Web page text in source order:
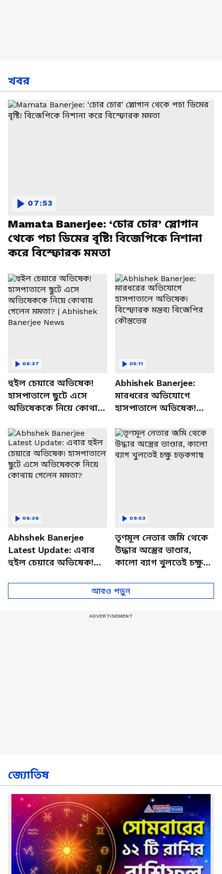
খবর
Mamata Banerjee: ‘চোর চোর’ স্লোগান
থেকে পচা ডিমের বৃষ্টি! বিজেপিকে নিশানা
করে বিস্ফোরক মমতা
07:53
হুইল চেয়ারে অভিষেক!
হাসপাতালে ছুটে এসে
অভিষেককে নিয়ে কোথায়
Abhishek Banerjee
News
06:37
Abhishek Banerjee:
মারধরের অভিযোগে
হাসপাতালে অভিষেক!
কৌস্তভের
05:11
Abhshek Banerjee
Latest Update: এবার
হুইল চেয়ারে অভিষেক!
অভিষেককে নিয়ে কোথায়
গেলেন মমতা?
06:36
তৃণমূল নেতার জমি থেকে
উদ্ধার অস্ত্রের ভাণ্ডার,
কালো ব্যাগ খুলতেই চক্ষু
09:03
আরও পড়ুন
জ্যোতিষ